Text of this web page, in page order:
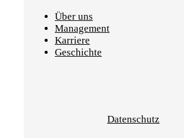
Über uns
Management
Karriere
Geschichte
Datenschutz